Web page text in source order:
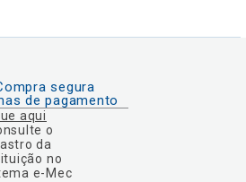
segura
de pagamento
aqui
o
da
no
e-Mec